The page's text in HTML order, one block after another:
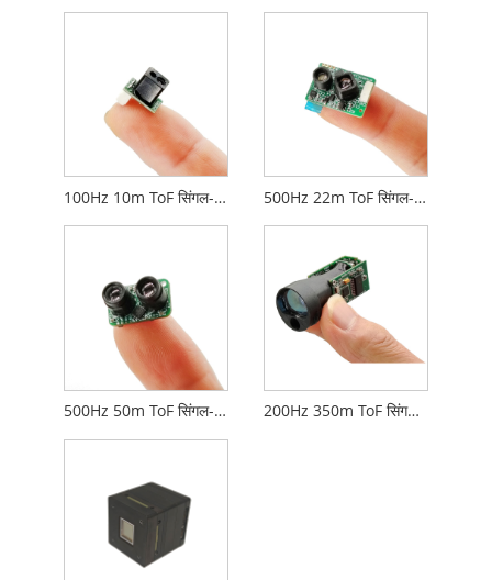
100Hz 10m ToF सिंगल-पॉइंट रेंजिंग लिडार मॉड्यूल 500Hz 22m ToF सिंगल-पॉइंट रेंजिंग लिडार मॉड्यूल
500Hz 50m ToF सिंगल-पॉइंट रेंजिंग लिडार मॉड्यूल 200Hz 350m ToF सिंगल-पॉइंट रेंजिंग LiDAR मॉड्यूल